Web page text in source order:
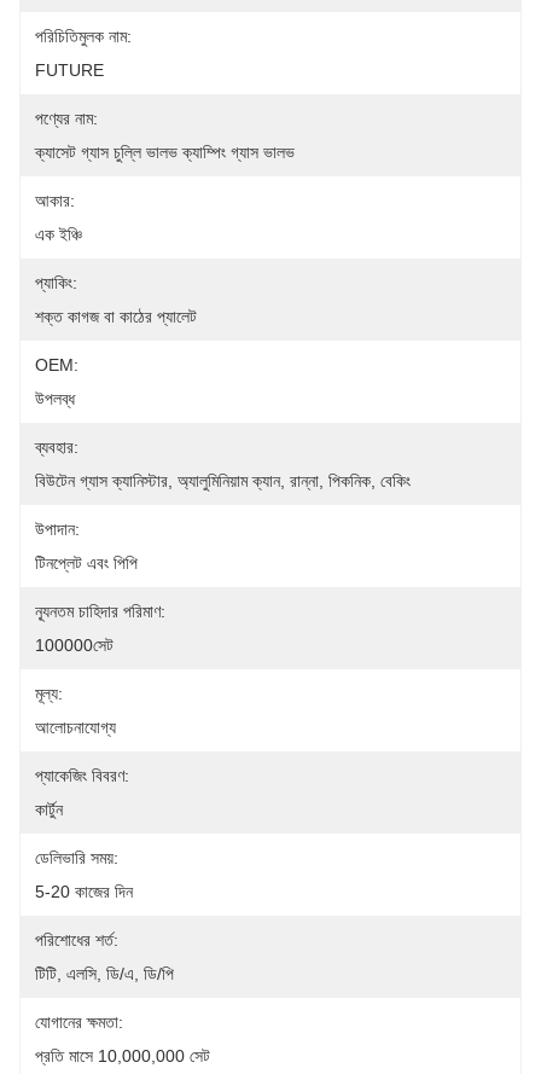
পরিচিতিমুলক নাম:
FUTURE
পণ্যের নাম:
ক্যাসেট গ্যাস চুল্লি ভালভ ক্যাম্পিং গ্যাস ভালভ
আকার:
এক ইঞ্চি
প্যাকিং:
শক্ত কাগজ বা কাঠের প্যালেট
OEM:
উপলব্ধ
ব্যবহার:
বিউটেন গ্যাস ক্যানিস্টার, অ্যালুমিনিয়াম ক্যান, রান্না, পিকনিক, বেকিং
উপাদান:
টিনপ্লেট এবং পিপি
ন্যূনতম চাহিদার পরিমাণ:
100000সেট
মূল্য:
আলোচনাযোগ্য
প্যাকেজিং বিবরণ:
কার্টুন
ডেলিভারি সময়:
5-20 কাজের দিন
পরিশোধের শর্ত:
টিটি, এলসি, ডি/এ, ডি/পি
যোগানের ক্ষমতা:
প্রতি মাসে 10,000,000 সেট